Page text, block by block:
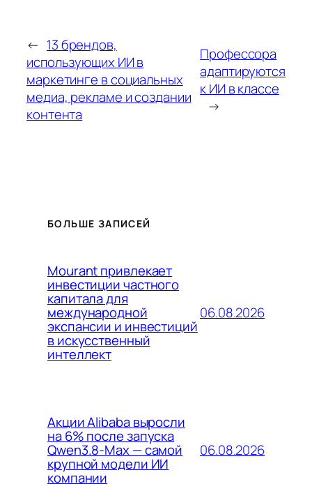
← 13 брендов,
использующих ИИ в
маркетинге в социальных
медиа, рекламе и создании
контента
Профессора
адаптируются
к ИИ в классе
→
БОЛЬШЕ ЗАПИСЕЙ
Mourant привлекает
инвестиции частного
капитала для
международной
экспансии и инвестиций
в искусственный
интеллект
06.08.2026
Акции Alibaba выросли
на 6% после запуска
Qwen3.8-Max — самой
крупной модели ИИ
компании
06.08.2026